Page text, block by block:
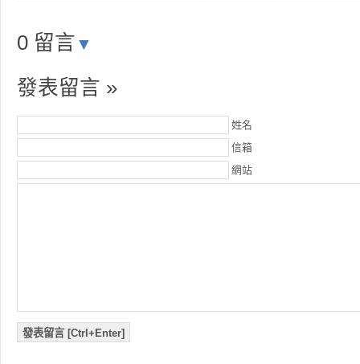
0 留言 ▼
發表留言 »
姓名
信箱
網站